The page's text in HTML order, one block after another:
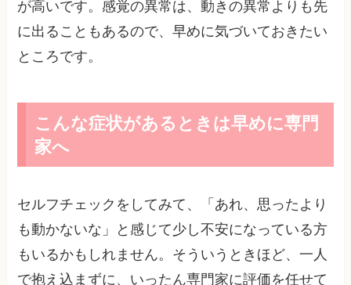
が高いです。感覚の異常は、動きの異常よりも先
に出ることもあるので、早めに気づいておきたい
ところです。
こんな症状があるときは早めに専門
家へ
セルフチェックをしてみて、「あれ、思ったより
も動かないな」と感じて少し不安になっている方
もいるかもしれません。そういうときほど、一人
で抱え込まずに、いったん専門家に評価を任せて